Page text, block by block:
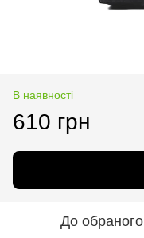
В наявності
610 грн
До обраного